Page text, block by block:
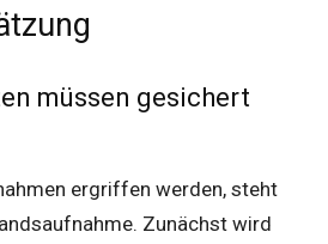
müssen gesichert
ergriffen werden, steht
Zunächst wird